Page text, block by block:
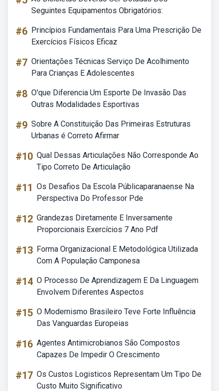
Seguintes Equipamentos Obrigatórios:
#6 Princípios Fundamentais Para Uma Prescrição De
Exercícios Físicos Eficaz
#7 Orientações Técnicas Serviço De Acolhimento
Para Crianças E Adolescentes
#8 O'que Diferencia Um Esporte De Invasão Das
Outras Modalidades Esportivas
#9 Sobre A Constituição Das Primeiras Estruturas
Urbanas é Correto Afirmar
#10 Qual Dessas Articulações Não Corresponde Ao
Tipo Correto De Articulação
#11 Os Desafios Da Escola Públicaparanaense Na
Perspectiva Do Professor Pde
#12 Grandezas Diretamente E Inversamente
Proporcionais Exercícios 7 Ano Pdf
#13 Forma Organizacional E Metodológica Utilizada
Com A População Camponesa
#14 O Processo De Aprendizagem E Da Linguagem
Envolvem Diferentes Aspectos
#15 O Modernismo Brasileiro Teve Forte Influência
Das Vanguardas Europeias
#16 Agentes Antimicrobianos São Compostos
Capazes De Impedir O Crescimento
#17 Os Custos Logisticos Representam Um Tipo De
Custo Muito Significativo